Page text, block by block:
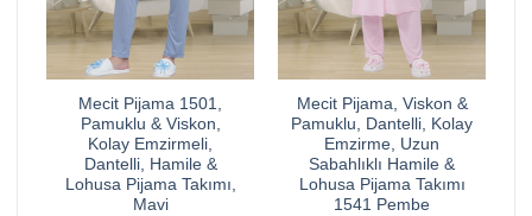
Mecit Pijama 1501,
Pamuklu & Viskon,
Kolay Emzirmeli,
Dantelli, Hamile &
Lohusa Pijama Takımı,
Mavi
Mecit Pijama, Viskon &
Pamuklu, Dantelli, Kolay
Emzirme, Uzun
Sabahlıklı Hamile &
Lohusa Pijama Takımı
1541 Pembe